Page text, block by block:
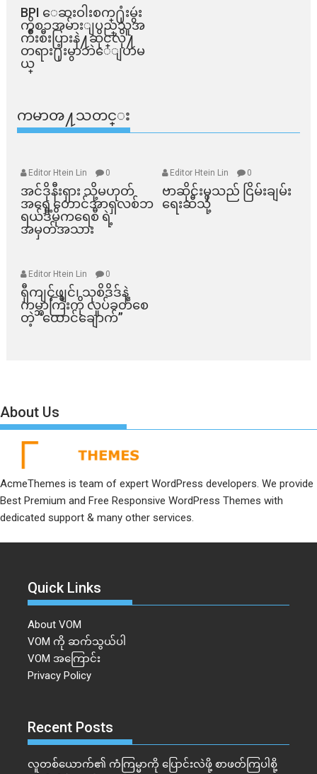
BPI ​ေဆးဝါးစက္​႐ုံးမွဴး
ကိစၥအမ်ားျပည္​သူအ
က်ိဳးစီးပြားနဲ႔ဆိုင္​လို႔
တရား႐ုံးမွာဘဲေျပာမ
ယ္​
ကမာၻ႔သတင္း
Editor Htein Lin 0
အင်ဒိုနီးရှား သို့မဟုတ်
အရှေ့တောင်အာရှလစ်ဘ
ရယ်ဒီမိုကရေစီ ရဲ့
အမှတ်အသား
Editor Htein Lin 0
ဗာဆိုင်းမှသည် ငြိမ်းချမ်း
ရေးဆီသို့
Editor Htein Lin 0
ရှီကျင့်ဖျင်၊ သုစိဒိဒ်နဲ့
ကမ္ဘာကြီးကို လှုပ်ခတ်စေ
တဲ့ “ထောင်ချောက်”
About Us
AcmeThemes is team of expert WordPress developers. We provide
Best Premium and Free Responsive WordPress Themes with
dedicated support & many other services.
Quick Links
About VOM
VOM ကို ဆက်သွယ်ပါ
VOM အကြောင်း
Privacy Policy
Recent Posts
လူတစ်ယောက်၏ ကံကြမ္မာကို ပြောင်းလဲဖို့ စာဖတ်ကြပါစို့